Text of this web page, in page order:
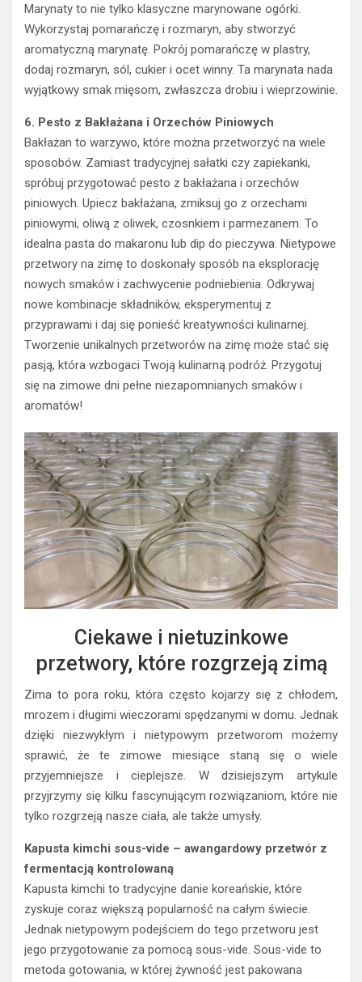
Marynaty to nie tylko klasyczne marynowane ogórki.
Wykorzystaj pomarańczę i rozmaryn, aby stworzyć
aromatyczną marynatę. Pokrój pomarańczę w plastry,
dodaj rozmaryn, sól, cukier i ocet winny. Ta marynata nada
wyjątkowy smak mięsom, zwłaszcza drobiu i wieprzowinie.
6. Pesto z Bakłażana i Orzechów Piniowych
Bakłażan to warzywo, które można przetworzyć na wiele
sposobów. Zamiast tradycyjnej sałatki czy zapiekanki,
spróbuj przygotować pesto z bakłażana i orzechów
piniowych. Upiecz bakłażana, zmiksuj go z orzechami
piniowymi, oliwą z oliwek, czosnkiem i parmezanem. To
idealna pasta do makaronu lub dip do pieczywa. Nietypowe
przetwory na zimę to doskonały sposób na eksplorację
nowych smaków i zachwycenie podniebienia. Odkrywaj
nowe kombinacje składników, eksperymentuj z
przyprawami i daj się ponieść kreatywności kulinarnej.
Tworzenie unikalnych przetworów na zimę może stać się
pasją, która wzbogaci Twoją kulinarną podróż. Przygotuj
się na zimowe dni pełne niezapomnianych smaków i
aromatów!
Ciekawe i nietuzinkowe
przetwory, które rozgrzeją zimą
Zima to pora roku, która często kojarzy się z chłodem,
mrozem i długimi wieczorami spędzanymi w domu. Jednak
dzięki niezwykłym i nietypowym przetworom możemy
sprawić, że te zimowe miesiące staną się o wiele
przyjemniejsze i cieplejsze. W dzisiejszym artykule
przyjrzymy się kilku fascynującym rozwiązaniom, które nie
tylko rozgrzeją nasze ciała, ale także umysły.
Kapusta kimchi sous-vide – awangardowy przetwór z
fermentacją kontrolowaną
Kapusta kimchi to tradycyjne danie koreańskie, które
zyskuje coraz większą popularność na całym świecie.
Jednak nietypowym podejściem do tego przetworu jest
jego przygotowanie za pomocą sous-vide. Sous-vide to
metoda gotowania, w której żywność jest pakowana